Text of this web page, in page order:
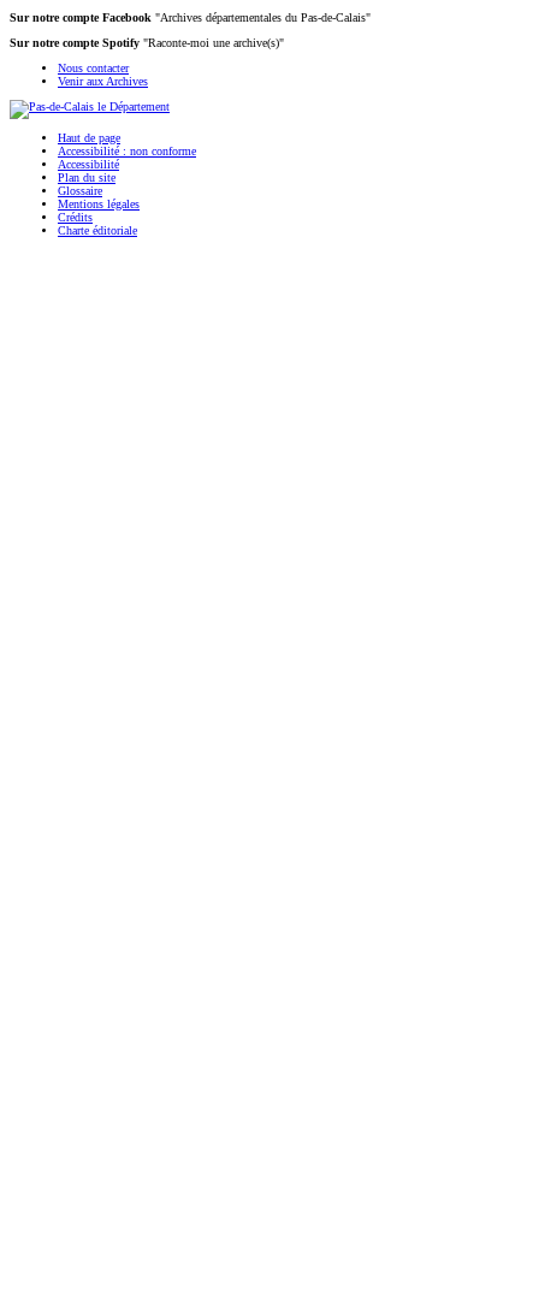
Sur notre compte Facebook "Archives départementales du Pas-de-Calais"
Sur notre compte Spotify "Raconte-moi une archive(s)"
Nous contacter
Venir aux Archives
Haut de page
Accessibilité : non conforme
Accessibilité
Plan du site
Glossaire
Mentions légales
Crédits
Charte éditoriale